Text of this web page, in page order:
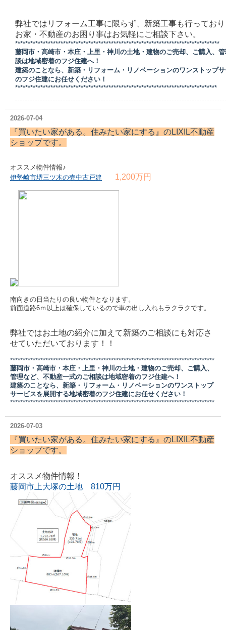
弊社ではリフォーム工事に限らず、新築工事も行ってお
お家・不動産のお困り事はお気軽にご相談下さい。
*********************************************************************************
藤岡市・高崎市・本庄・上里・神川の土地・建物のご売却、ご購入、
談は地域密着のフジ住建へ！
建築のことなら、新築・リフォーム・リノベーションのワンストップ
のフジ住建にお任せください！
********************************************************************************
2026-07-04
『買いたい家がある。住みたい家にする』のLIXIL不動産
ショップです。
オススメ物件情報♪
伊勢崎市堺三ツ木の売中古戸建
1,200万円
南向きの日当たりの良い物件となります。
前面道路6ｍ以上は確保しているので車の出し入れもラクラクです。
弊社ではお土地の紹介に加えて新築のご相談にも対応さ
せていただいております！！
*********************************************************************************
藤岡市・高崎市・本庄・上里・神川の土地・建物のご売却、ご購入、
管理など、不動産一式のご相談は地域密着のフジ住建へ！
建築のことなら、新築・リフォーム・リノベーションのワンストップ
サービスを展開する地域密着のフジ住建にお任せください！
*********************************************************************************
2026-07-03
『買いたい家がある。住みたい家にする』のLIXIL不動産
ショップです。
オススメ物件情報！
藤岡市上大塚の土地 810万円